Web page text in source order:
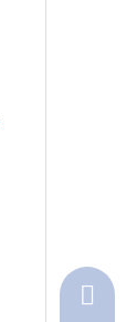
+86-